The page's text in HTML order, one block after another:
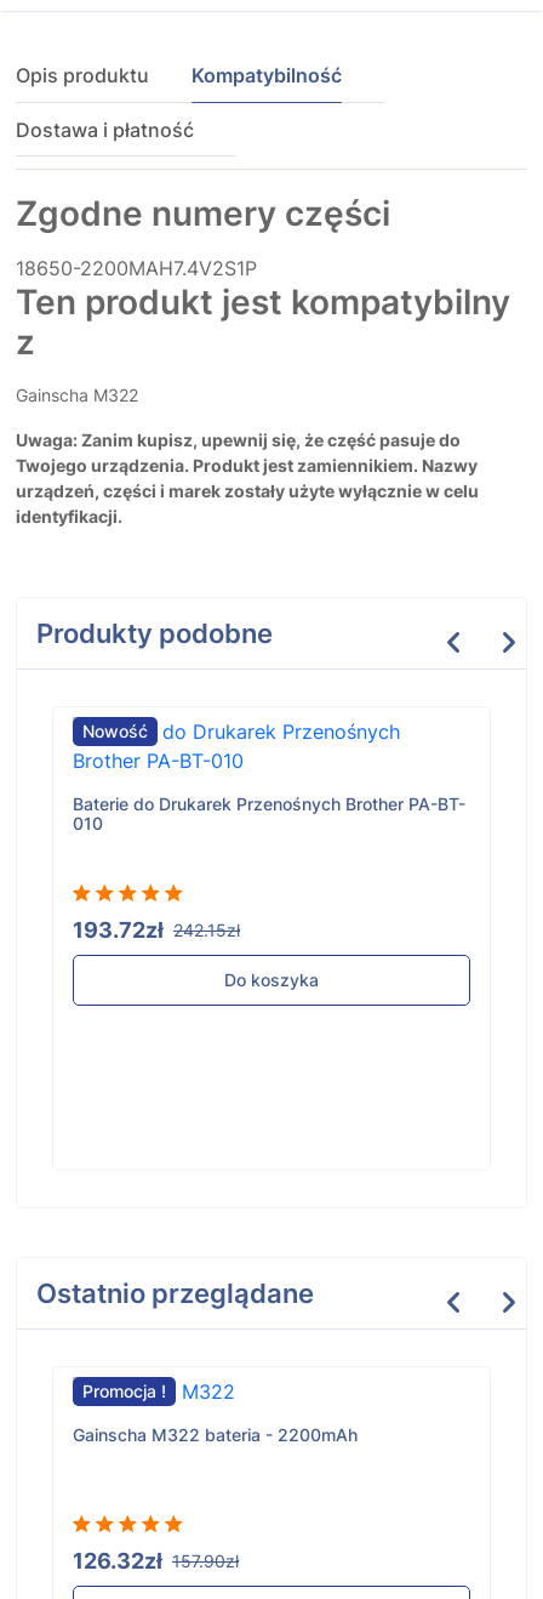
Opis produktu Kompatybilność
Dostawa i płatność
Zgodne numery części
18650-2200MAH7.4V2S1P
Ten produkt jest kompatybilny
z
Gainscha M322
Uwaga: Zanim kupisz, upewnij się, że część pasuje do
Twojego urządzenia. Produkt jest zamiennikiem. Nazwy
urządzeń, części i marek zostały użyte wyłącznie w celu
identyfikacji.
Produkty podobne
Nowość
Baterie do Drukarek Przenośnych Brother PA-BT-
010
193.72zł 242.15zł
Do koszyka
Ostatnio przeglądane
Promocja !
Gainscha M322 bateria - 2200mAh
126.32zł 157.90zł